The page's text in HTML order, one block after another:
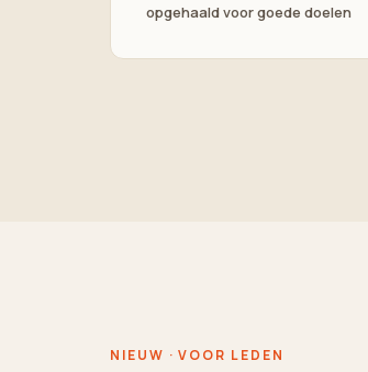
opgehaald voor goede doelen
NIEUW · VOOR LEDEN